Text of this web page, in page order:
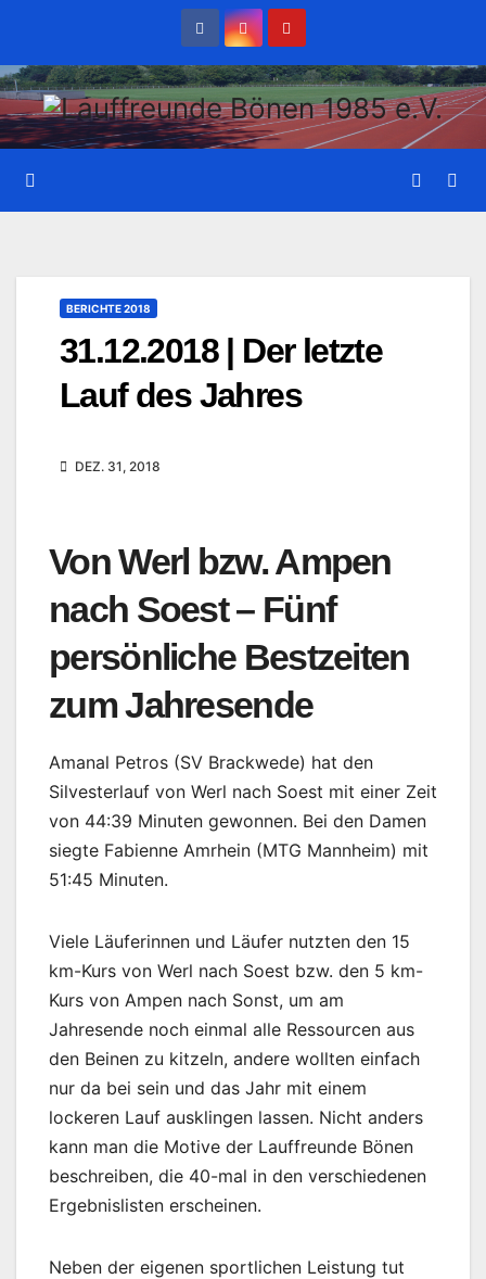
wechseln
BERICHTE 2018
31.12.2018 | Der letzte
Lauf des Jahres
DEZ. 31, 2018
Von Werl bzw. Ampen
nach Soest – Fünf
persönliche Bestzeiten
zum Jahresende
Amanal Petros (SV Brackwede) hat den
Silvesterlauf von Werl nach Soest mit einer Zeit
von 44:39 Minuten gewonnen. Bei den Damen
siegte Fabienne Amrhein (MTG Mannheim) mit
51:45 Minuten.
Viele Läuferinnen und Läufer nutzten den 15
km-Kurs von Werl nach Soest bzw. den 5 km-
Kurs von Ampen nach Sonst, um am
Jahresende noch einmal alle Ressourcen aus
den Beinen zu kitzeln, andere wollten einfach
nur da bei sein und das Jahr mit einem
lockeren Lauf ausklingen lassen. Nicht anders
kann man die Motive der Lauffreunde Bönen
beschreiben, die 40-mal in den verschiedenen
Ergebnislisten erscheinen.
Neben der eigenen sportlichen Leistung tut